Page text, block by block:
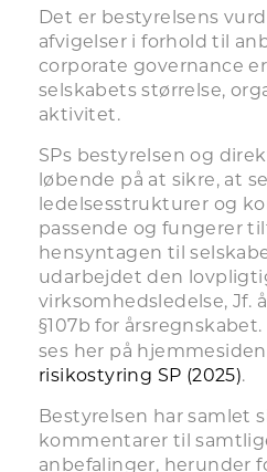
Det er bestyrelsens
afvigelser i forhold til
corporate governance
selskabets størrelse,
aktivitet.
SPs bestyrelsen og
løbende på at sikre, at
ledelsesstrukturer og
passende og fungerer
hensyntagen til
udarbejdet den
virksomhedsledelse, Jf.
§107b for
ses her på hjemmesiden
risikostyring SP (2025).
Bestyrelsen har samlet
kommentarer til
anbefalinger, herunder